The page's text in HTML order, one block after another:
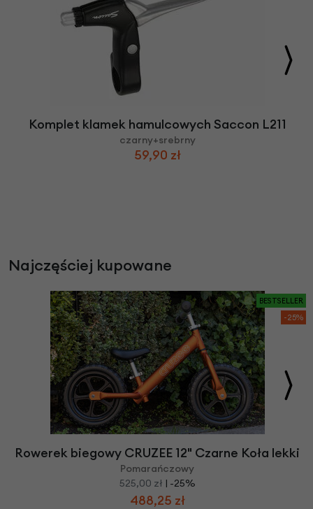
Komplet klamek hamulcowych Saccon L211
czarny+srebrny
59,90 zł
Najczęściej kupowane
BESTSELLER
-25%
Rowerek biegowy CRUZEE 12" Czarne Koła lekki
Pomarańczowy
525,00 zł | -25%
488,25 zł